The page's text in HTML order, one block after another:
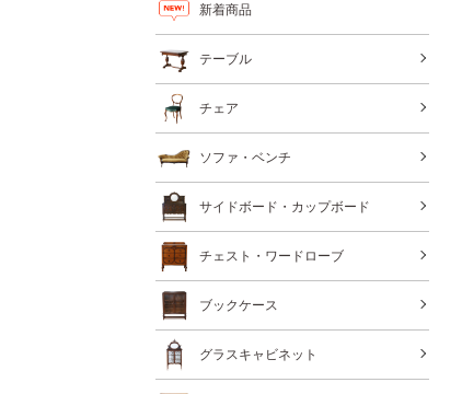
新着商品
テーブル
チェア
ソファ・ベンチ
サイドボード・カップボード
チェスト・ワードローブ
ブックケース
グラスキャビネット